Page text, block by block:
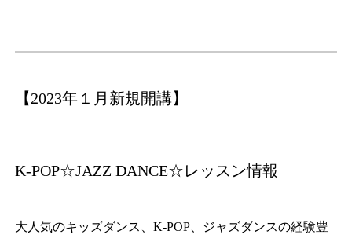
【2023年１月新規開講】
K-POP☆JAZZ DANCE☆レッスン情報
大人気のキッズダンス、K-POP、ジャズダンスの経験豊